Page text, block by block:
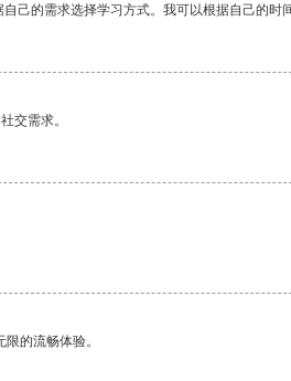
己的需求选择学习方式。我可以根据自己的时
交需求。
的流畅体验。